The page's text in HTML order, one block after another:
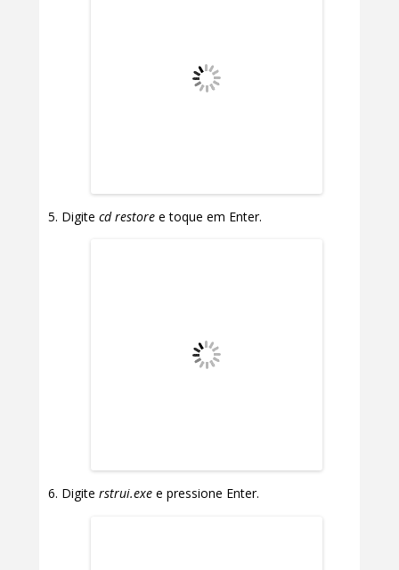
Digite cd restore e toque em Enter.
Digite rstrui.exe e pressione Enter.